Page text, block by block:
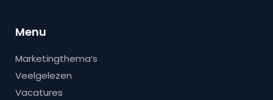
Menu
Marketingthema’s
Veelgelezen
Vacatures